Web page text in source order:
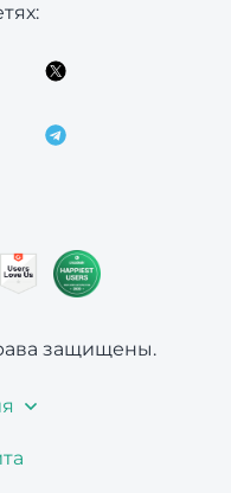
защищены.